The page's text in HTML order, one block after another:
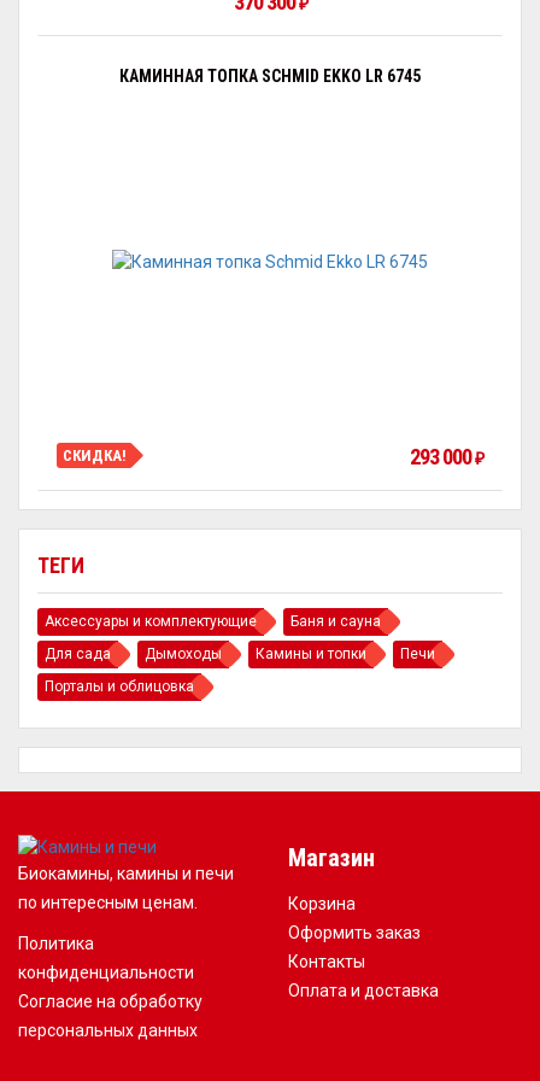
ТЕГИ
Аксессуары и комплектующие
Баня и сауна
Для сада
Дымоходы Камины и топки
Печи
Порталы и облицовка
КАМИННАЯ ТОПКА SCHMID EKKO LR 6745
СКИДКА! 293 000₽
Биокамины, камины и печи
по интересным ценам.
Политика
конфиденциальности
Согласие на обработку
персональных данных
Магазин
Корзина
Оформить заказ
Контакты
Оплата и доставка